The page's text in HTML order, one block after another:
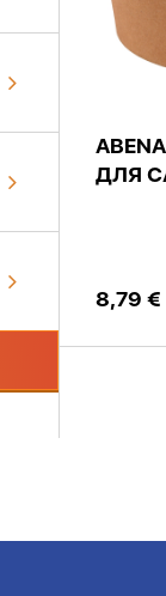
ДЛЯ
8,79 €